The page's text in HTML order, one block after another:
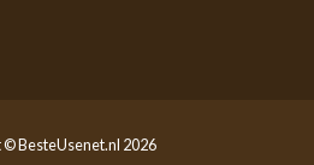
BesteUsenet.nl 2026